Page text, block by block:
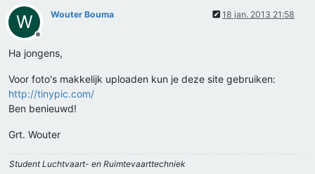
W
Offline
Wouter Bouma 18 jan. 2013 21:58
Ha jongens,
Voor foto's makkelijk uploaden kun je deze site gebruiken:
http://tinypic.com/
Ben benieuwd!
Grt. Wouter
Student Luchtvaart- en Ruimtevaarttechniek